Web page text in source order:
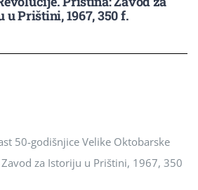
u Prištini, 1967, 350 f.
50-godišnjice Velike Oktobarske
za Istoriju u Prištini, 1967, 350